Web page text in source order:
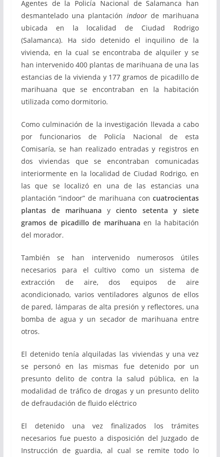
Agentes de la Policía Nacional de Salamanca han
desmantelado una plantación indoor de marihuana
ubicada en la localidad de Ciudad Rodrigo
(Salamanca). Ha sido detenido el inquilino de la
vivienda, en la cual se encontraba de alquiler y se
han intervenido 400 plantas de marihuana de una las
estancias de la vivienda y 177 gramos de picadillo de
marihuana que se encontraban en la habitación
utilizada como dormitorio.
Como culminación de la investigación llevada a cabo
por funcionarios de Policía Nacional de esta
Comisaría, se han realizado entradas y registros en
dos viviendas que se encontraban comunicadas
interiormente en la localidad de Ciudad Rodrigo, en
las que se localizó en una de las estancias una
plantación “indoor” de marihuana concuatrocientas
plantas de marihuana yciento setenta y siete
gramos de picadillo de marihuanaen la habitación
del morador.
También se han intervenido numerosos útiles
necesarios para el cultivo como un sistema de
extracción de aire, dos equipos de aire
acondicionado, varios ventiladores algunos de ellos
de pared, lámparas de alta presión y reflectores, una
bomba de agua y un secador de marihuana entre
otros.
El detenido tenía alquiladas las viviendas y una vez
se personó en las mismas fue detenido por un
presunto delito de contra la salud pública, en la
modalidad de tráfico de drogas y un presunto delito
de defraudación de fluido eléctrico
El detenido una vez finalizados los trámites
necesarios fue puesto a disposición del Juzgado de
Instrucción de guardia, al cual se remite todo lo